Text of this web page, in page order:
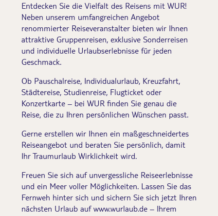
Entdecken Sie die Vielfalt des Reisens mit WUR!
Neben unserem umfangreichen Angebot
renommierter Reiseveranstalter bieten wir Ihnen
attraktive Gruppenreisen, exklusive Sonderreisen
und individuelle Urlaubserlebnisse für jeden
Geschmack.
Ob Pauschalreise, Individualurlaub, Kreuzfahrt,
Städtereise, Studienreise, Flugticket oder
Konzertkarte – bei WUR finden Sie genau die
Reise, die zu Ihren persönlichen Wünschen passt.
Gerne erstellen wir Ihnen ein maßgeschneidertes
Reiseangebot und beraten Sie persönlich, damit
Ihr Traumurlaub Wirklichkeit wird.
Freuen Sie sich auf unvergessliche Reiseerlebnisse
und ein Meer voller Möglichkeiten. Lassen Sie das
Fernweh hinter sich und sichern Sie sich jetzt Ihren
nächsten Urlaub auf www.wurlaub.de – Ihrem